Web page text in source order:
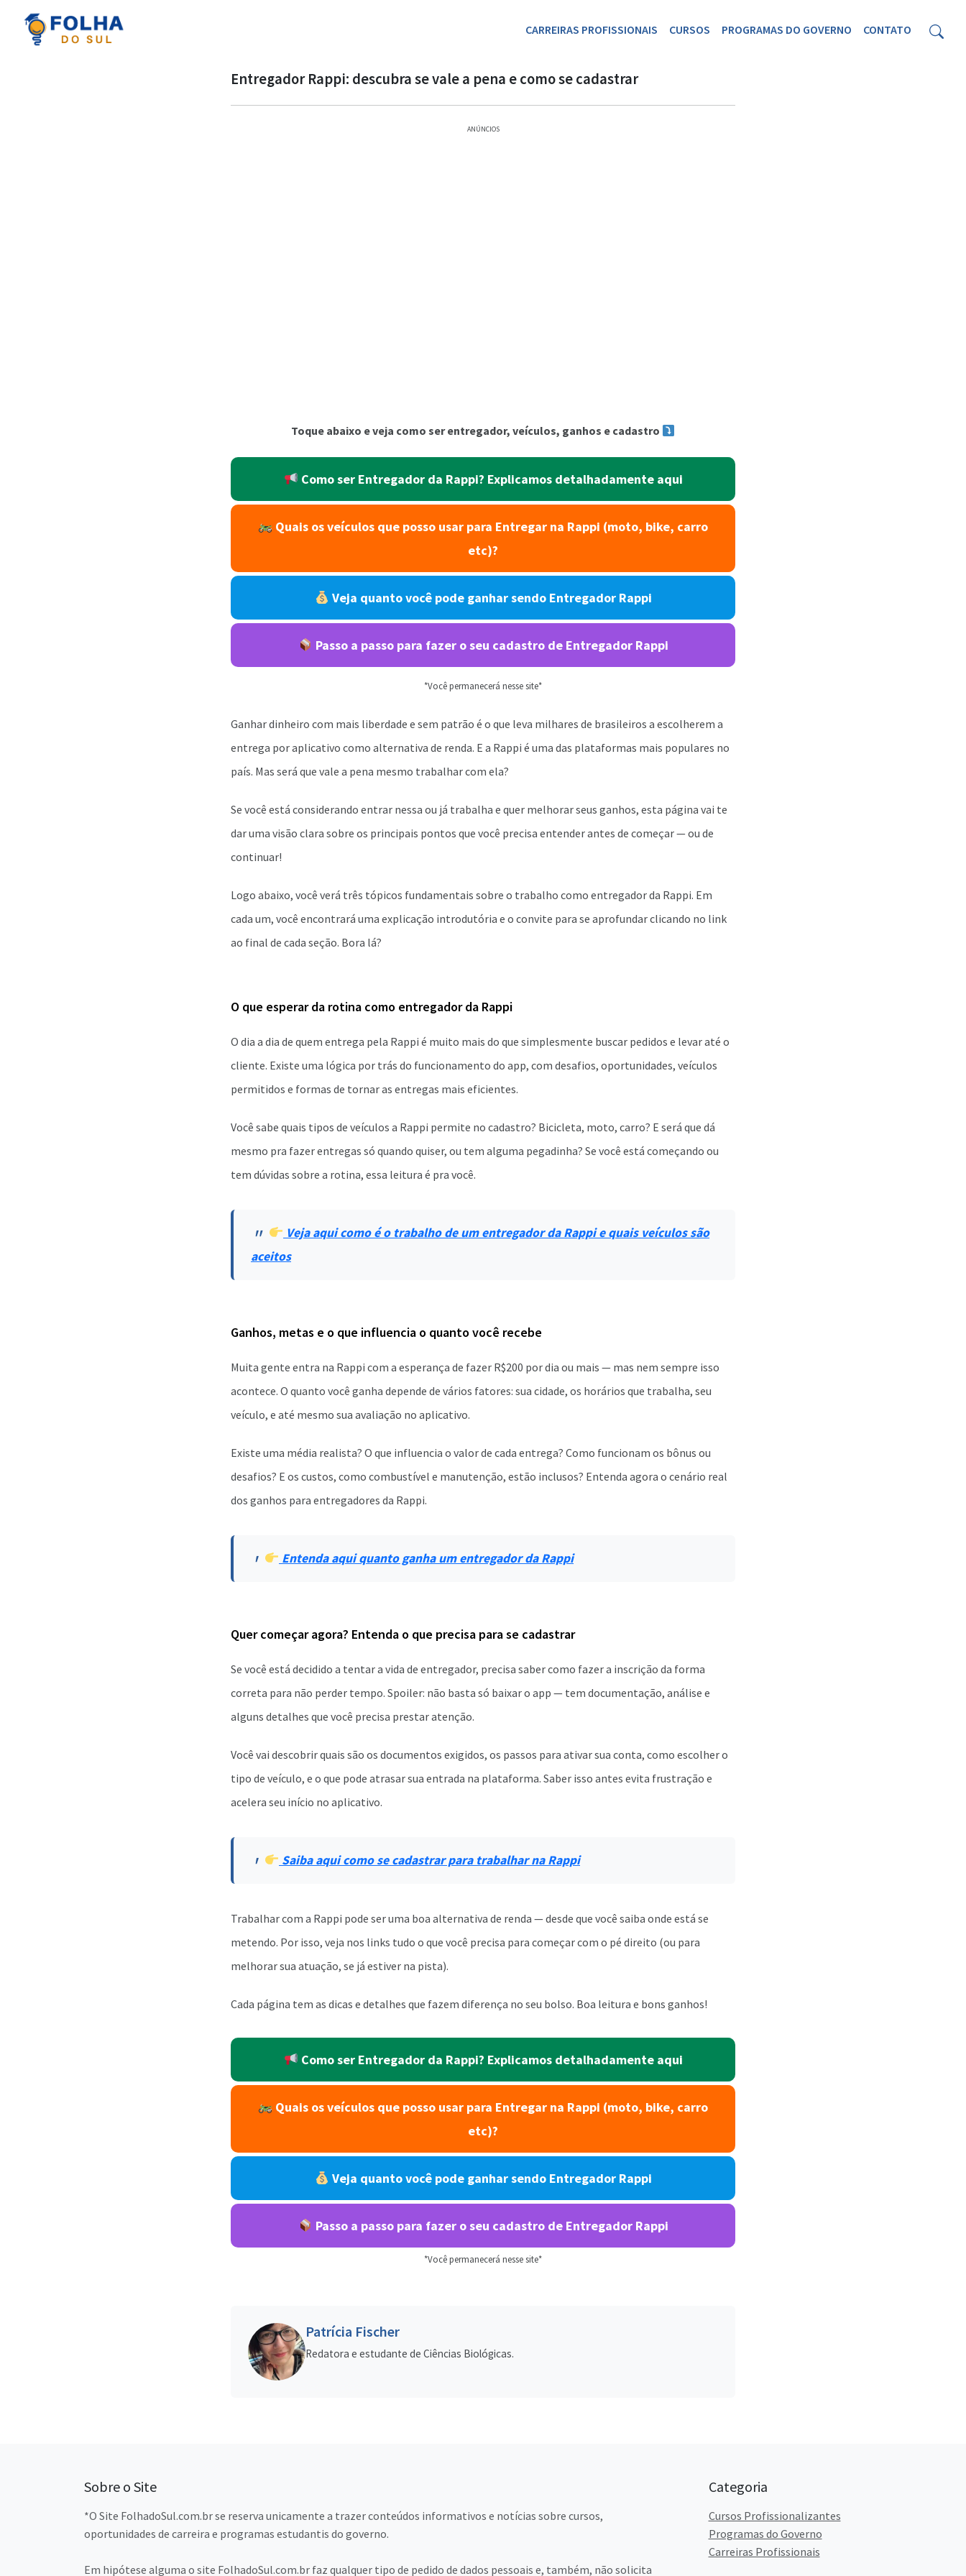
CARREIRAS PROFISSIONAIS CURSOS PROGRAMAS DO GOVERNO CONTATO
Entregador Rappi: descubra se vale a pena e como se cadastrar
ANÚNCIOS
Toque abaixo e veja como ser entregador, veículos, ganhos e cadastro
Como ser Entregador da Rappi? Explicamos detalhadamente aqui
Quais os veículos que posso usar para Entregar na Rappi (moto, bike, carro
etc)?
Veja quanto você pode ganhar sendo Entregador Rappi
Passo a passo para fazer o seu cadastro de Entregador Rappi
*Você permanecerá nesse site*
Ganhar dinheiro com mais liberdade e sem patrão é o que leva milhares de brasileiros a escolherem a
entrega por aplicativo como alternativa de renda. E a Rappi é uma das plataformas mais populares no
país. Mas será que vale a pena mesmo trabalhar com ela?
Se você está considerando entrar nessa ou já trabalha e quer melhorar seus ganhos, esta página vai te
dar uma visão clara sobre os principais pontos que você precisa entender antes de começar — ou de
continuar!
Logo abaixo, você verá três tópicos fundamentais sobre o trabalho como entregador da Rappi. Em
cada um, você encontrará uma explicação introdutória e o convite para se aprofundar clicando no link
ao final de cada seção. Bora lá?
O que esperar da rotina como entregador da Rappi
O dia a dia de quem entrega pela Rappi é muito mais do que simplesmente buscar pedidos e levar até o
cliente. Existe uma lógica por trás do funcionamento do app, com desafios, oportunidades, veículos
permitidos e formas de tornar as entregas mais eficientes.
Você sabe quais tipos de veículos a Rappi permite no cadastro? Bicicleta, moto, carro? E será que dá
mesmo pra fazer entregas só quando quiser, ou tem alguma pegadinha? Se você está começando ou
tem dúvidas sobre a rotina, essa leitura é pra você.
Veja aqui como é o trabalho de um entregador da Rappi e quais veículos são
aceitos
Ganhos, metas e o que influencia o quanto você recebe
Muita gente entra na Rappi com a esperança de fazer R$200 por dia ou mais — mas nem sempre isso
acontece. O quanto você ganha depende de vários fatores: sua cidade, os horários que trabalha, seu
veículo, e até mesmo sua avaliação no aplicativo.
Existe uma média realista? O que influencia o valor de cada entrega? Como funcionam os bônus ou
desafios? E os custos, como combustível e manutenção, estão inclusos? Entenda agora o cenário real
dos ganhos para entregadores da Rappi.
Entenda aqui quanto ganha um entregador da Rappi
Quer começar agora? Entenda o que precisa para se cadastrar
Se você está decidido a tentar a vida de entregador, precisa saber como fazer a inscrição da forma
correta para não perder tempo. Spoiler: não basta só baixar o app — tem documentação, análise e
alguns detalhes que você precisa prestar atenção.
Você vai descobrir quais são os documentos exigidos, os passos para ativar sua conta, como escolher o
tipo de veículo, e o que pode atrasar sua entrada na plataforma. Saber isso antes evita frustração e
acelera seu início no aplicativo.
Saiba aqui como se cadastrar para trabalhar na Rappi
Trabalhar com a Rappi pode ser uma boa alternativa de renda — desde que você saiba onde está se
metendo. Por isso, veja nos links tudo o que você precisa para começar com o pé direito (ou para
melhorar sua atuação, se já estiver na pista).
Cada página tem as dicas e detalhes que fazem diferença no seu bolso. Boa leitura e bons ganhos!
Como ser Entregador da Rappi? Explicamos detalhadamente aqui
Quais os veículos que posso usar para Entregar na Rappi (moto, bike, carro
etc)?
Veja quanto você pode ganhar sendo Entregador Rappi
Passo a passo para fazer o seu cadastro de Entregador Rappi
*Você permanecerá nesse site*
Patrícia Fischer
Redatora e estudante de Ciências Biológicas.
Sobre o Site
*O Site FolhadoSul.com.br se reserva unicamente a trazer conteúdos informativos e notícias sobre cursos,
oportunidades de carreira e programas estudantis do governo.
Em hipótese alguma o site FolhadoSul.com.br faz qualquer tipo de pedido de dados pessoais e, também, não solicita
Categoria
Cursos Profissionalizantes
Programas do Governo
Carreiras Profissionais